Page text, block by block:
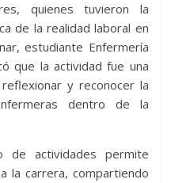
quienes tuvieron la
de la realidad laboral en
estudiante Enfermería
que la actividad fue una
y reconocer la
dentro de la
actividades permite
la carrera, compartiendo